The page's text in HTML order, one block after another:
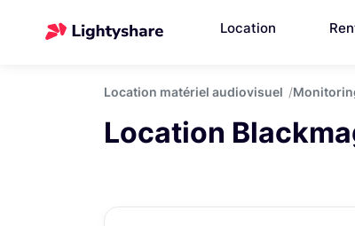
Location
Location matériel audiovisuel
Location